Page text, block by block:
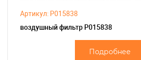
Артикул: P015838
воздушный фильтр P015838
Подробнее